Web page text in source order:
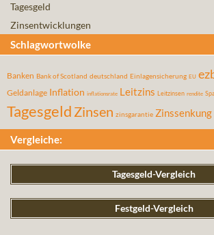
Tagesgeld
Zinsentwicklungen
Schlagwortwolke
Banken Bank of Scotland deutschland Einlagensicherung EU
Geldanlage Inflation inflationsrate Leitzins Leitzinsen rendite
Tagesgeld Zinsen zinsgarantie Zinssenkung
Vergleiche:
Tagesgeld-Vergleich
Festgeld-Vergleich